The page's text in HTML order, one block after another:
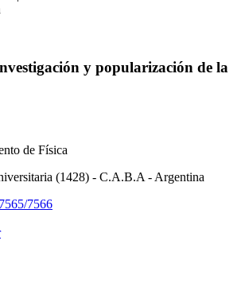
y popularización de la
de Física
(1428) - C.A.B.A - Argentina
7566